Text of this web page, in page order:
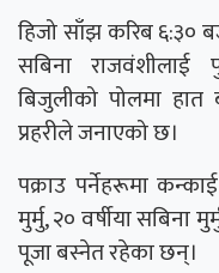
हिजो साँझ करिब ६:३०
सबिना राजवंशीलाई
बिजुलीको पोलमा
प्रहरीले जनाएको छ।
पक्राउ पर्नेहरूमा
मुर्मु, २० वर्षीया सबिना
पूजा बस्नेत रहेका छन्।